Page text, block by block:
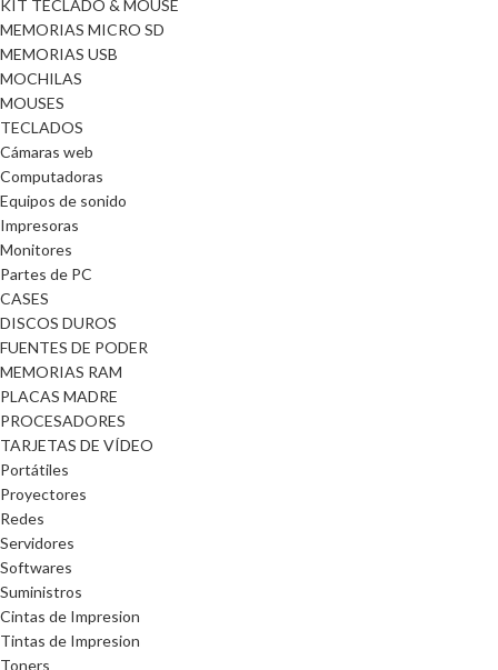
KIT TECLADO & MOUSE
MEMORIAS MICRO SD
MEMORIAS USB
MOCHILAS
MOUSES
TECLADOS
Cámaras web
Computadoras
Equipos de sonido
Impresoras
Monitores
Partes de PC
CASES
DISCOS DUROS
FUENTES DE PODER
MEMORIAS RAM
PLACAS MADRE
PROCESADORES
TARJETAS DE VÍDEO
Portátiles
Proyectores
Redes
Servidores
Softwares
Suministros
Cintas de Impresion
Tintas de Impresion
Toners